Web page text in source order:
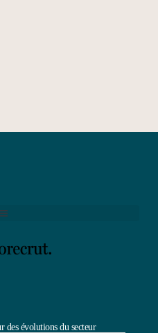
des évolutions du secteur